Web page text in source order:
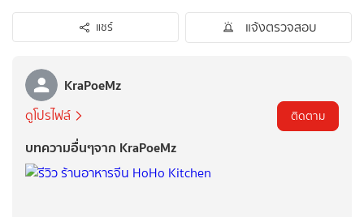
แชร์ แจ้งตรวจสอบ
KraPoeMz
ดูโปรไฟล์ ติดตาม
บทความอื่นๆจาก KraPoeMz